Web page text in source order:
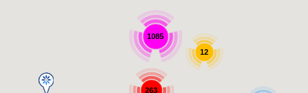
1085
263
12